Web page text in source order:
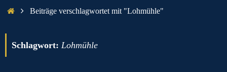
StartBeiträge verschlagwortet mit "Lohmühle"
Schlagwort: Lohmühle